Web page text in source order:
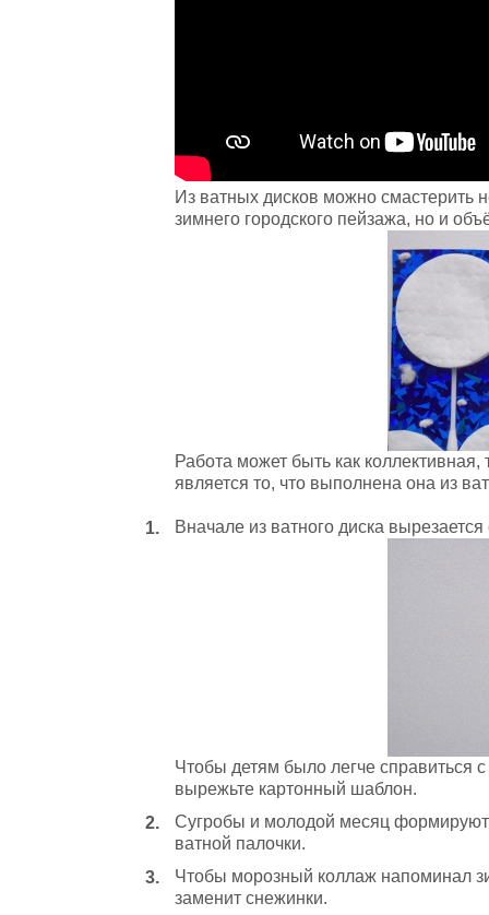
Из ватных дисков можно смастерить
зимнего городского пейзажа, но и
Работа может быть как
является то, что выполнена она из
Вначале из ватного диска
Чтобы детям было легче справиться
вырежьте картонный шаблон.
Сугробы и молодой месяц
ватной палочки.
Чтобы морозный коллаж напоминал
заменит снежинки.